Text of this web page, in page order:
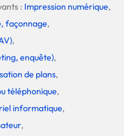
: Impression numérique,
façonnage,
,
enquête),
de plans,
téléphonique,
informatique,
,